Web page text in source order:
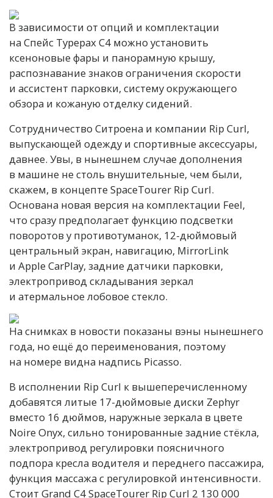
В зависимости от опций и комплектации
на Спейс Турерах C4 можно установить
ксеноновые фары и панорамную крышу,
распознавание знаков ограничения скорости
и ассистент парковки, систему окружающего
обзора и кожаную отделку сидений.
Сотрудничество Ситроена и компании Rip Curl,
выпускающей одежду и спортивные аксессуары,
давнее. Увы, в нынешнем случае дополнения
в машине не столь внушительные, чем были,
скажем, в концепте SpaceTourer Rip Curl.
Основана новая версия на комплектации Feel,
что сразу предполагает функцию подсветки
поворотов у противотуманок, 12-дюймовый
центральный экран, навигацию, MirrorLink
и Apple CarPlay, задние датчики парковки,
электропривод складывания зеркал
и атермальное лобовое стекло.
На снимках в новости показаны вэны нынешнего
года, но ещё до переименования, поэтому
на номере видна надпись Picasso.
В исполнении Rip Curl к вышеперечисленному
добавятся литые 17-дюймовые диски Zephyr
вместо 16 дюймов, наружные зеркала в цвете
Noire Onyx, сильно тонированные задние стёкла,
электропривод регулировки поясничного
подпора кресла водителя и переднего пассажира,
функция массажа с регулировкой интенсивности.
Стоит Grand C4 SpaceTourer Rip Curl 2 130 000